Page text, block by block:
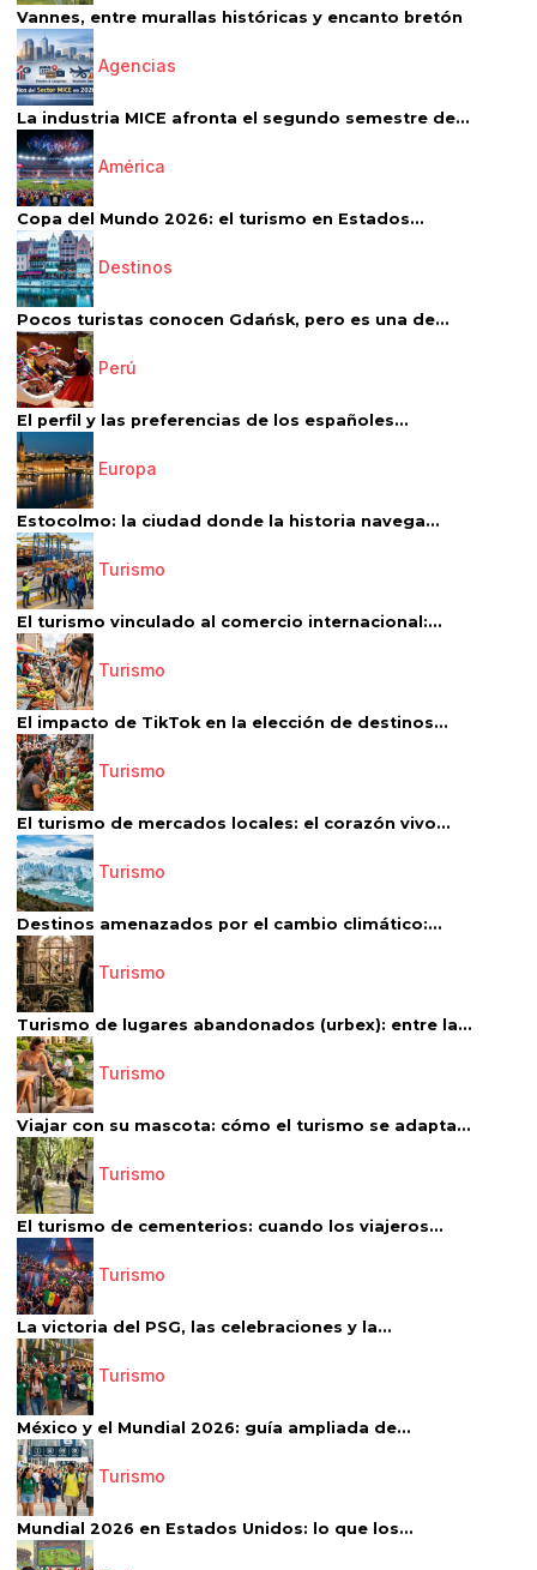
Vannes, entre murallas históricas y encanto bretón
Agencias
La industria MICE afronta el segundo semestre de...
América
Copa del Mundo 2026: el turismo en Estados...
Destinos
Pocos turistas conocen Gdańsk, pero es una de...
Perú
El perfil y las preferencias de los españoles...
Europa
Estocolmo: la ciudad donde la historia navega...
Turismo
El turismo vinculado al comercio internacional:...
Turismo
El impacto de TikTok en la elección de destinos...
Turismo
El turismo de mercados locales: el corazón vivo...
Turismo
Destinos amenazados por el cambio climático:...
Turismo
Turismo de lugares abandonados (urbex): entre la...
Turismo
Viajar con su mascota: cómo el turismo se adapta...
Turismo
El turismo de cementerios: cuando los viajeros...
Turismo
La victoria del PSG, las celebraciones y la...
Turismo
México y el Mundial 2026: guía ampliada de...
Turismo
Mundial 2026 en Estados Unidos: lo que los...